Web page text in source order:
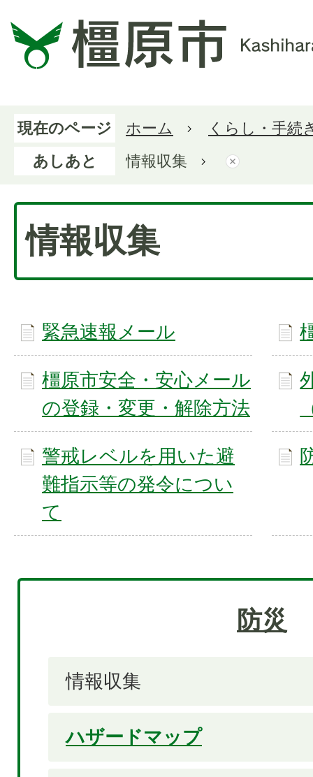
現在のページ ホーム
くらし・手続
あしあと
情報収集
情報収集
緊急速報メール
橿原市安全・安心メール
の登録・変更・解除方法
警戒レベルを用いた避
難指示等の発令につい
て
防災
情報収集
ハザードマップ